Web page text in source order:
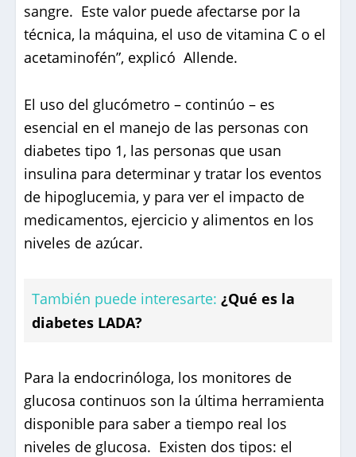
sangre. Este valor puede afectarse por la
técnica, la máquina, el uso de vitamina C o el
acetaminofén”, explicó Allende.
El uso del glucómetro – continúo – es
esencial en el manejo de las personas con
diabetes tipo 1, las personas que usan
insulina para determinar y tratar los eventos
de hipoglucemia, y para ver el impacto de
medicamentos, ejercicio y alimentos en los
niveles de azúcar.
También puede interesarte: ¿Qué es la
diabetes LADA?
Para la endocrinóloga, los monitores de
glucosa continuos son la última herramienta
disponible para saber a tiempo real los
niveles de glucosa. Existen dos tipos: el